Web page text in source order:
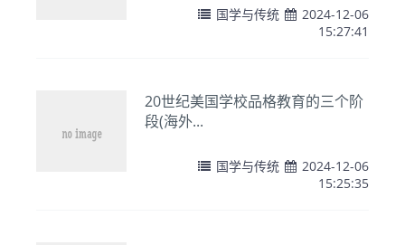
国学与传统
2024-12-06
15:27:41
20世纪美国学校品格教育的三个阶
段(海外...
国学与传统
2024-12-06
15:25:35